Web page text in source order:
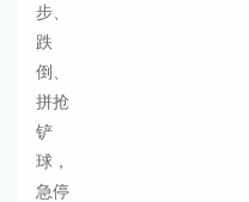
步、
跌
倒、
拼抢
铲
球，
急停